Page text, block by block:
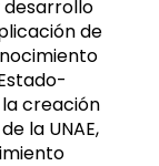
de
creación
la UNAE,